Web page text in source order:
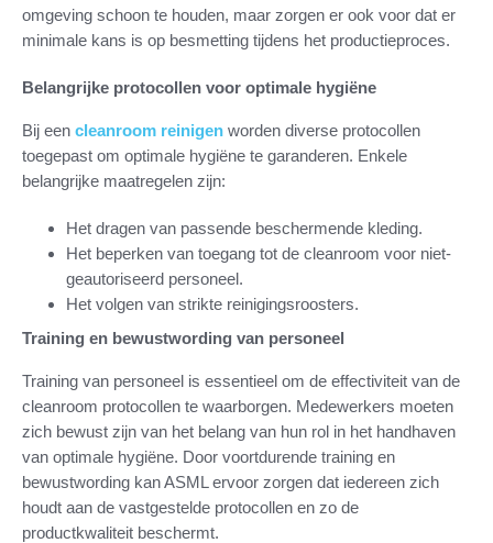
omgeving schoon te houden, maar zorgen er ook voor dat er
minimale kans is op besmetting tijdens het productieproces.
Belangrijke protocollen voor optimale hygiëne
Bij een cleanroom reinigen worden diverse protocollen
toegepast om optimale hygiëne te garanderen. Enkele
belangrijke maatregelen zijn:
Het dragen van passende beschermende kleding.
Het beperken van toegang tot de cleanroom voor niet-
geautoriseerd personeel.
Het volgen van strikte reinigingsroosters.
Training en bewustwording van personeel
Training van personeel is essentieel om de effectiviteit van de
cleanroom protocollen te waarborgen. Medewerkers moeten
zich bewust zijn van het belang van hun rol in het handhaven
van optimale hygiëne. Door voortdurende training en
bewustwording kan ASML ervoor zorgen dat iedereen zich
houdt aan de vastgestelde protocollen en zo de
productkwaliteit beschermt.